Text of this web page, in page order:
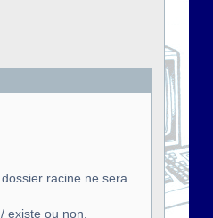
racine ne sera
existe ou non.